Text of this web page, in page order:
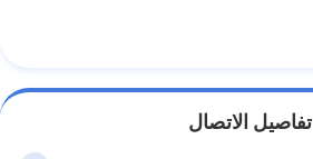
تفاصيل الاتصال